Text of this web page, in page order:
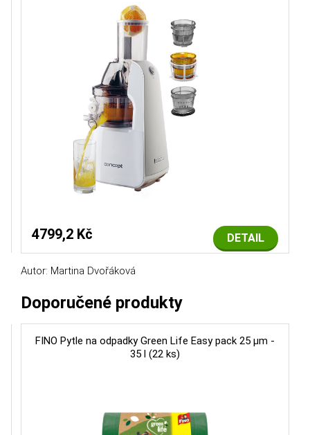
DETAIL
4799,2 Kč
Autor: Martina Dvořáková
Doporučené produkty
FINO Pytle na odpadky Green Life Easy pack 25 μm -
35 l (22 ks)